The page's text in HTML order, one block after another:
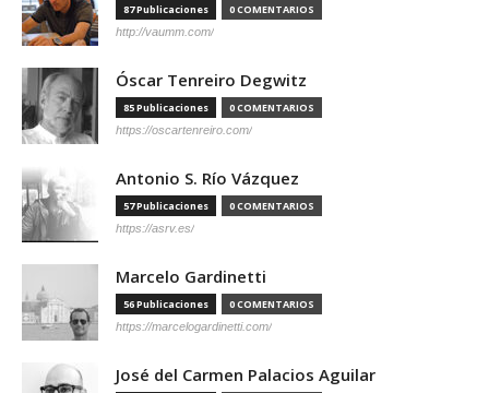
87 Publicaciones 0 COMENTARIOS
http://vaumm.com/
Óscar Tenreiro Degwitz
85 Publicaciones 0 COMENTARIOS
https://oscartenreiro.com/
Antonio S. Río Vázquez
57 Publicaciones 0 COMENTARIOS
https://asrv.es/
Marcelo Gardinetti
56 Publicaciones 0 COMENTARIOS
https://marcelogardinetti.com/
José del Carmen Palacios Aguilar